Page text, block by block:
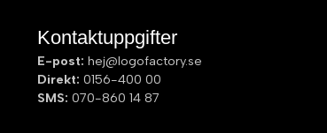
Kontaktuppgifter
E-post: hej@logofactory.se
Direkt: 0156-400 00
SMS: 070-860 14 87